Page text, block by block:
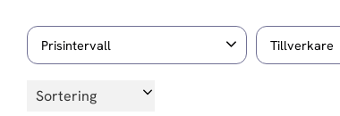
Prisintervall Tillverkare
Välj sortering